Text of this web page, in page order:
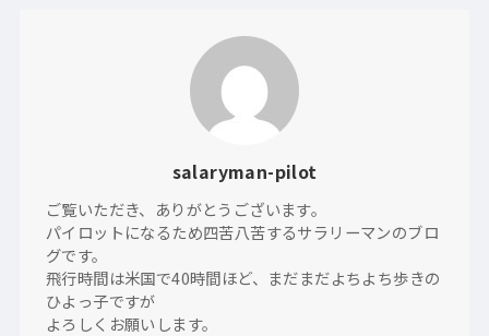
salaryman-pilot
ご覧いただき、ありがとうございます。
パイロットになるため四苦八苦するサラリーマンのブロ
グです。
飛行時間は米国で40時間ほど、まだまだよちよち歩きの
ひよっ子ですが
よろしくお願いします。